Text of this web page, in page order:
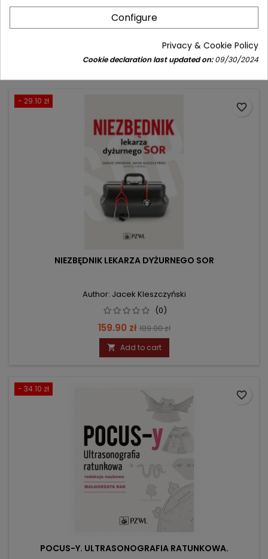
Author: Robert Gałązkowski
(0)
Regular
price
149.00 zł
 Add to cart
- 29.10 zł
NIEZBĘDNIK LEKARZA DYŻURNEGO SOR
Author: Jacek Kleszczyński
(0)
Price
159.90 zł Regular
price
189.00 zł
 Add to cart
favorite_border
- 34.10 zł
POCUS-Y. ULTRASONOGRAFIA RATUNKOWA.
favorite_border
Configure
Privacy & Cookie Policy
Cookie declaration last updated on:09/30/2024